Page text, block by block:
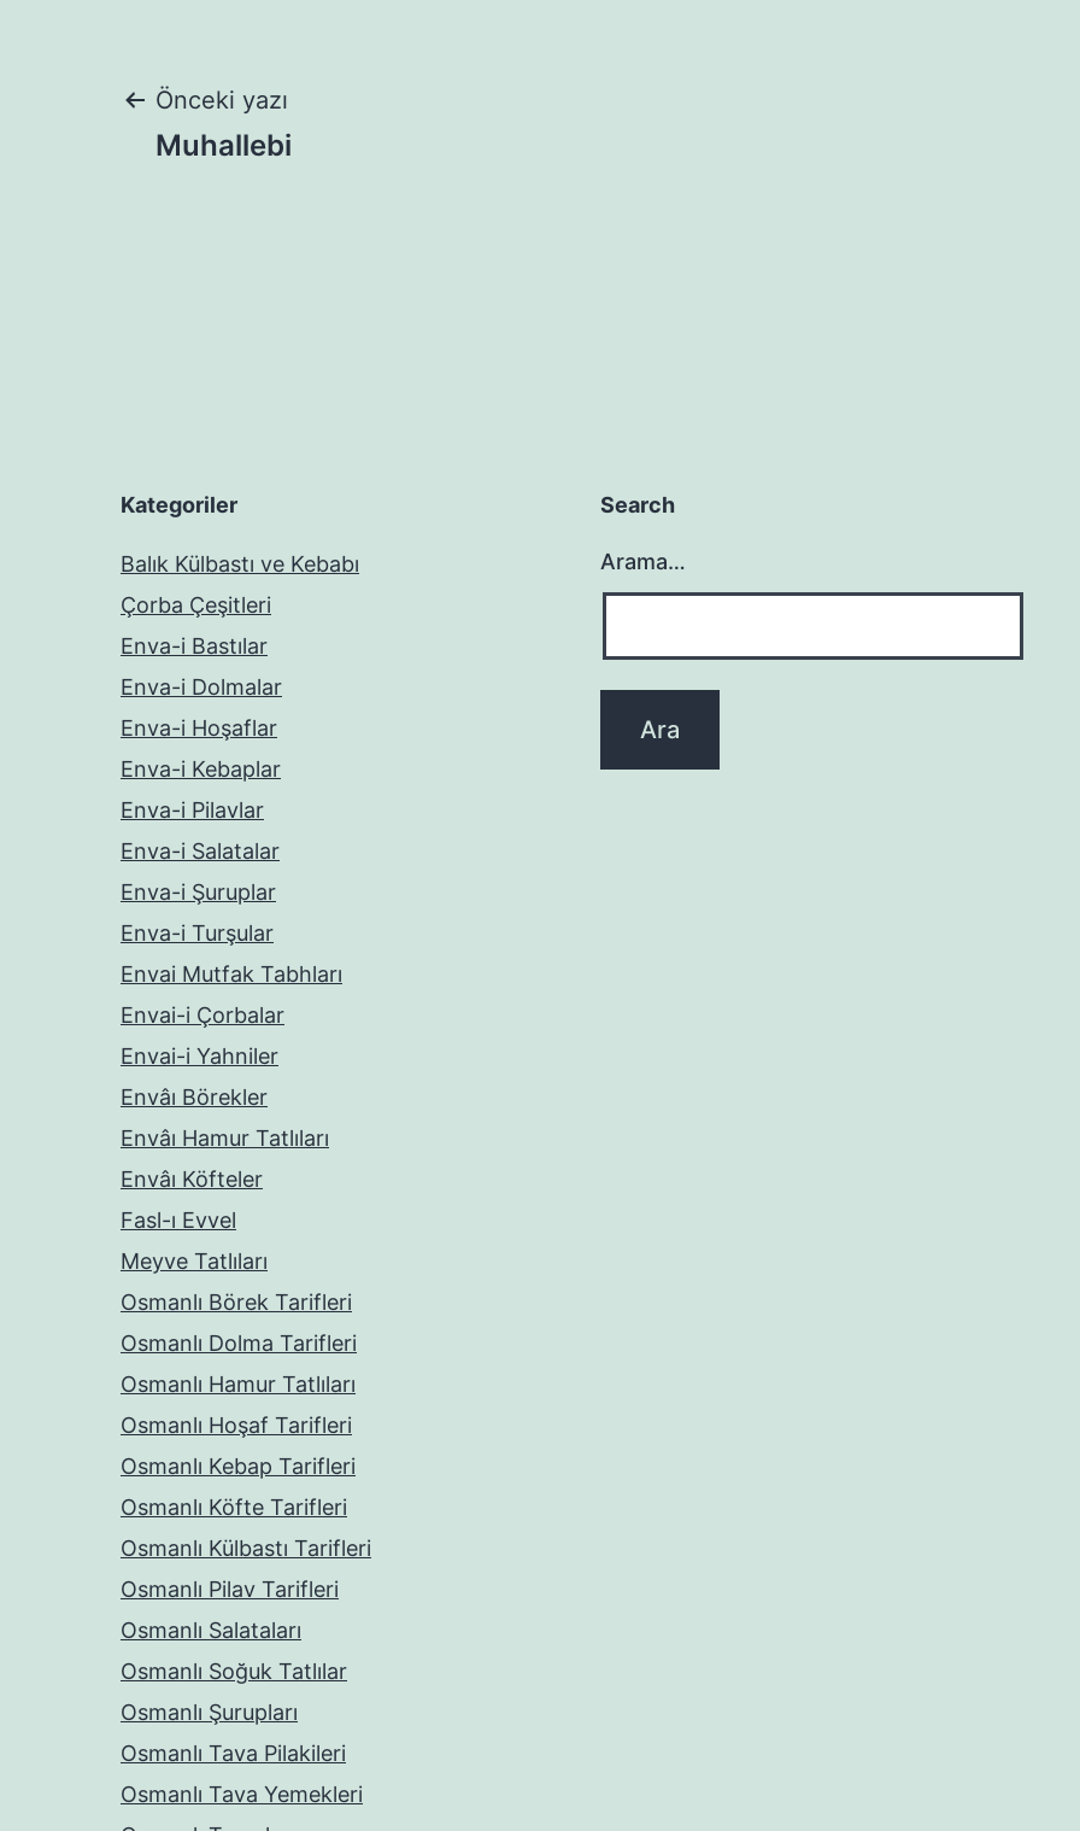
Yazı
Önceki yazı
Muhallebi
Kategoriler
Balık Külbastı ve Kebabı
Çorba Çeşitleri
Enva-i Bastılar
Enva-i Dolmalar
Enva-i Hoşaflar
Enva-i Kebaplar
Enva-i Pilavlar
Enva-i Salatalar
Enva-i Şuruplar
Enva-i Turşular
Envai Mutfak Tabhları
Envai-i Çorbalar
Envai-i Yahniler
Envâı Börekler
Envâı Hamur Tatlıları
Envâı Köfteler
Fasl-ı Evvel
Meyve Tatlıları
Osmanlı Börek Tarifleri
Osmanlı Dolma Tarifleri
Osmanlı Hamur Tatlıları
Osmanlı Hoşaf Tarifleri
Osmanlı Kebap Tarifleri
Osmanlı Köfte Tarifleri
Osmanlı Külbastı Tarifleri
Osmanlı Pilav Tarifleri
Osmanlı Salataları
Osmanlı Soğuk Tatlılar
Osmanlı Şurupları
Osmanlı Tava Pilakileri
Osmanlı Tava Yemekleri
Search
Arama…